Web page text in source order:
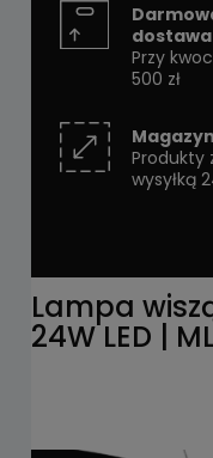
dostawa
Przy
500 zł
Magazyn
Produkty
wysyłką
Lampa
24W LED |